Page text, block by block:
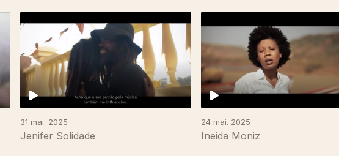
31 mai. 2025
Jenifer Solidade
24 mai. 2025
Ineida Moniz